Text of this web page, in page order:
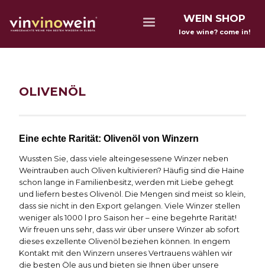
WEIN SHOP
love wine? come in!
OLIVENÖL
Eine echte Rarität: Olivenöl von Winzern
Wussten Sie, dass viele alteingesessene Winzer neben
Weintrauben auch Oliven kultivieren? Häufig sind die Haine
schon lange in Familienbesitz, werden mit Liebe gehegt
und liefern bestes Olivenöl. Die Mengen sind meist so klein,
dass sie nicht in den Export gelangen. Viele Winzer stellen
weniger als 1000 l pro Saison her – eine begehrte Rarität!
Wir freuen uns sehr, dass wir über unsere Winzer ab sofort
dieses exzellente Olivenöl beziehen können. In engem
Kontakt mit den Winzern unseres Vertrauens wählen wir
die besten Öle aus und bieten sie Ihnen über unsere